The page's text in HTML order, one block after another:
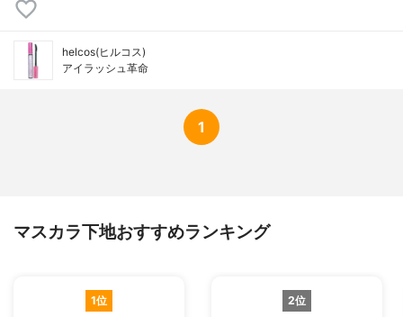
helcos(ヒルコス)
アイラッシュ革命
1
マスカラ下地おすすめランキング
1位 2位